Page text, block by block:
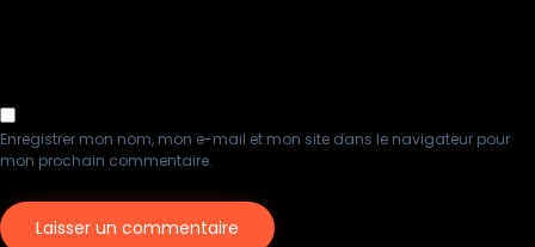
Enregistrer mon nom, mon e-mail et mon site dans le navigateur pour
mon prochain commentaire.